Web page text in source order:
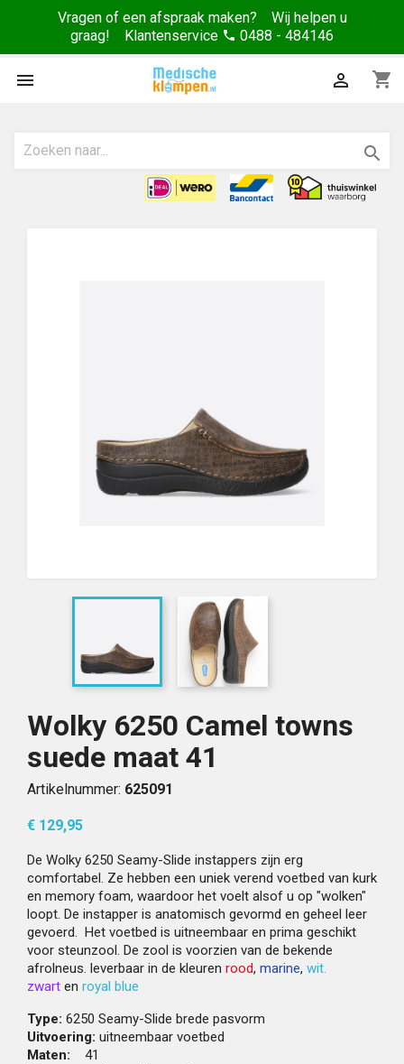
Vragen of een afspraak maken? Wij helpen u
graag! Klantenservice phone 0488 - 484146
 shopping_cart


Wolky 6250 Camel towns
suede maat 41
Artikelnummer: 625091
€ 129,95
De Wolky 6250 Seamy-Slide instappers zijn erg
comfortabel. Ze hebben een uniek verend voetbed van kurk
en memory foam, waardoor het voelt alsof u op "wolken"
loopt. De instapper is anatomisch gevormd en geheel leer
gevoerd. Het voetbed is uitneembaar en prima geschikt
voor steunzool. De zool is voorzien van de bekende
afrolneus. leverbaar in de kleuren rood, marine, wit.
zwart en royal blue
Type: 6250 Seamy-Slide brede pasvorm
Uitvoering: uitneembaar voetbed
Maten:
41